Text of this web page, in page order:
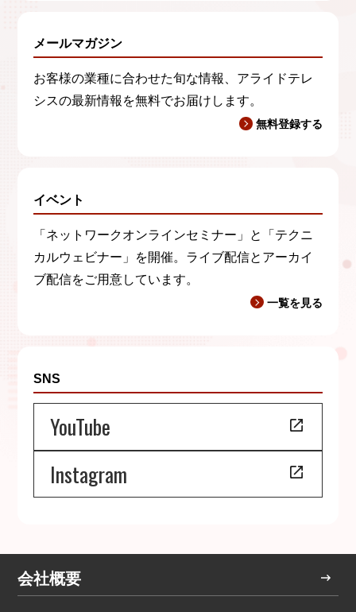
メールマガジン
お客様の業種に合わせた旬な情報、アライドテレ
シスの最新情報を無料でお届けします。
無料登録する
イベント
「ネットワークオンラインセミナー」と「テクニ
カルウェビナー」を開催。ライブ配信とアーカイ
ブ配信をご用意しています。
一覧を見る
SNS
YouTube
Instagram
会社概要